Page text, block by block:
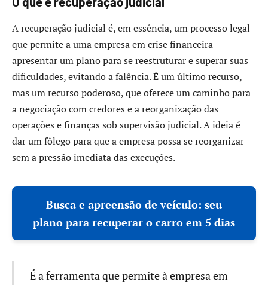
A recuperação judicial é, em essência, um processo legal
que permite a uma empresa em crise financeira
apresentar um plano para se reestruturar e superar suas
dificuldades, evitando a falência. É um último recurso,
mas um recurso poderoso, que oferece um caminho para
a negociação com credores e a reorganização das
operações e finanças sob supervisão judicial. A ideia é
dar um fôlego para que a empresa possa se reorganizar
sem a pressão imediata das execuções.
Busca e apreensão de veículo: seu
plano para recuperar o carro em 5 dias
É a ferramenta que permite à empresa em